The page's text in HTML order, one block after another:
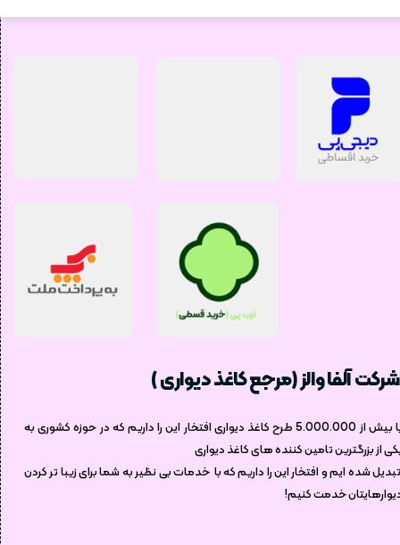
شرکت آلفا والز (مرجع کاغذ دیواری )
با بیش از 5.000.000 طرح کاغذ دیواری افتخار این را داریم که در حوزه کشوری به
از بزرگترین تامین کننده های کاغذ دیواری
شده ایم و افتخار این را داریم که با خدمات بی نظیر به شما برای زیبا تر کردن
خدمت کنیم!